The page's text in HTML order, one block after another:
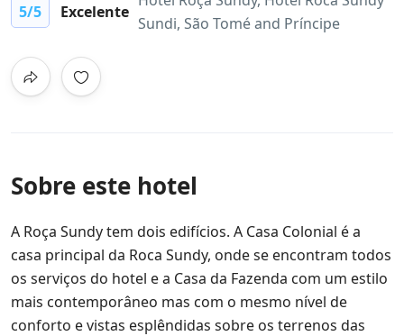
5/5 Excelente
Sundi, São Tomé and Príncipe
Sobre este hotel
A Roça Sundy tem dois edifícios. A Casa Colonial é a
casa principal da Roca Sundy, onde se encontram todos
os serviços do hotel e a Casa da Fazenda com um estilo
mais contemporâneo mas com o mesmo nível de
conforto e vistas esplêndidas sobre os terrenos das